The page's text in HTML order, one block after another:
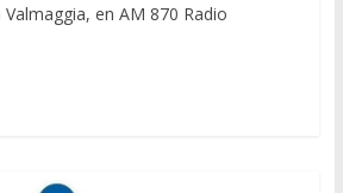
en AM 870 Radio